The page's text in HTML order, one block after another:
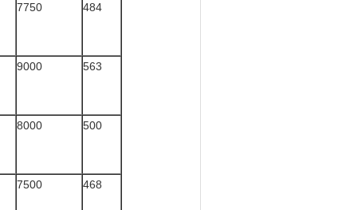
7750 484
9000 563
8000 500
7500 468